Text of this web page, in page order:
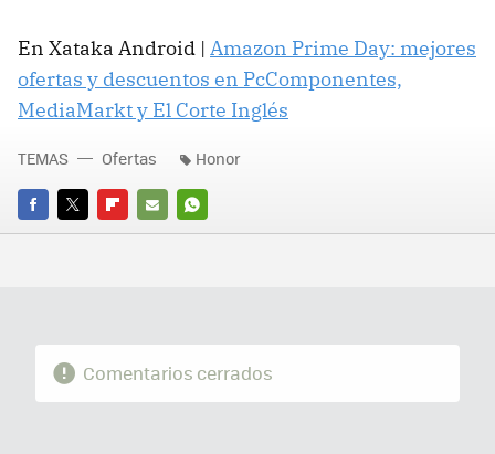
En Xataka Android | Amazon Prime Day: mejores
ofertas y descuentos en PcComponentes,
MediaMarkt y El Corte Inglés
FACEBOOK
TWITTERFLIPBOARD
E-
WHATSAPP
TEMAS Ofertas Honor
Comentarios cerrados